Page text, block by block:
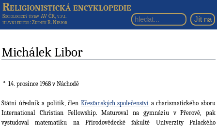
Religionistická encyklopedie
Sociologický ústav AV ČR, v.v.i.
hlavní editor: Zdeněk R. Nešpor
Michálek Libor
14. prosince 1968v Náchodě
Státní úředník a politik, člen Křesťanských společenství a charismatického sboru
International Christian Fellowship. Maturoval na gymnáziu v Přerově, pak
vystudoval matematiku na Přírodovědecké fakultě Univerzity Palackého